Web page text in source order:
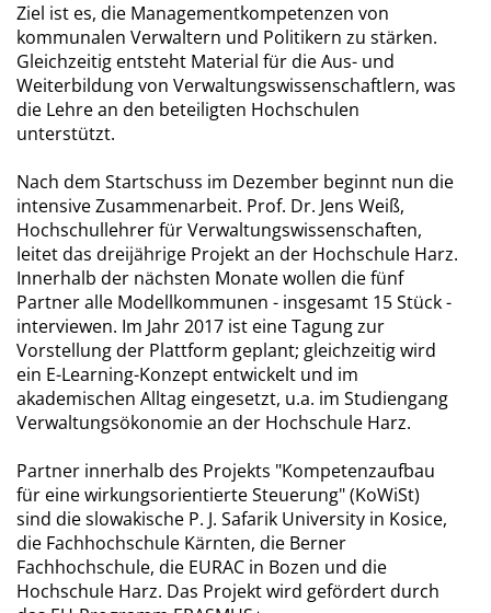
Ziel ist es, die Managementkompetenzen von
kommunalen Verwaltern und Politikern zu stärken.
Gleichzeitig entsteht Material für die Aus- und
Weiterbildung von Verwaltungswissenschaftlern, was
die Lehre an den beteiligten Hochschulen
unterstützt.
Nach dem Startschuss im Dezember beginnt nun die
intensive Zusammenarbeit. Prof. Dr. Jens Weiß,
Hochschullehrer für Verwaltungswissenschaften,
leitet das dreijährige Projekt an der Hochschule Harz.
Innerhalb der nächsten Monate wollen die fünf
Partner alle Modellkommunen - insgesamt 15 Stück -
interviewen. Im Jahr 2017 ist eine Tagung zur
Vorstellung der Plattform geplant; gleichzeitig wird
ein E-Learning-Konzept entwickelt und im
akademischen Alltag eingesetzt, u.a. im Studiengang
Verwaltungsökonomie an der Hochschule Harz.
Partner innerhalb des Projekts "Kompetenzaufbau
für eine wirkungsorientierte Steuerung" (KoWiSt)
sind die slowakische P. J. Safarik University in Kosice,
die Fachhochschule Kärnten, die Berner
Fachhochschule, die EURAC in Bozen und die
Hochschule Harz. Das Projekt wird gefördert durch